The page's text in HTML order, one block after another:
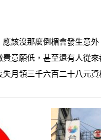
該沒那麼倒楣會發生意
費意願低，甚至還有人從
月領三千六百二十八元資